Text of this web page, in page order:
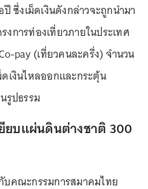
ซึ่งเม็ดเงินดังกล่าวจะถูกนำมา
การท่องเที่ยวภายในประเทศ
pay (เที่ยวคนละครึ่ง) จำนวน
เงินไหลออกและกระตุ้น
รูปธรรม
ยบแผ่นดินต่างชาติ 300
บคณะกรรมการสมาคมไทย